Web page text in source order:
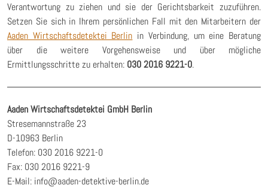
Verantwortung zu ziehen und sie der Gerichtsbarkeit zuzuführen.
Setzen Sie sich in Ihrem persönlichen Fall mit den Mitarbeitern der
Aaden Wirtschaftsdetektei Berlin in Verbindung, um eine Beratung
über die weitere Vorgehensweise und über mögliche
Ermittlungsschritte zu erhalten: 030 2016 9221-0.
Aaden Wirtschaftsdetektei GmbH Berlin
Stresemannstraße 23
D-10963 Berlin
Telefon: 030 2016 9221-0
Fax: 030 2016 9221-9
E-Mail: info@aaden-detektive-berlin.de